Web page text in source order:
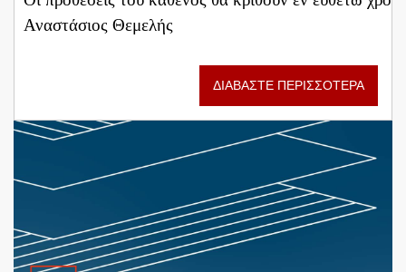
Αναστάσιος Θεμελής
ΔΙΑΒΑΣΤΕ ΠΕΡΙΣΣΟΤΕΡΑ